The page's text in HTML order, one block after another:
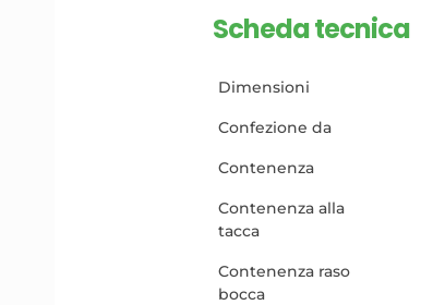
Scheda tecnica
Dimensioni
Confezione da
Contenenza
Contenenza alla
tacca
Contenenza raso
bocca